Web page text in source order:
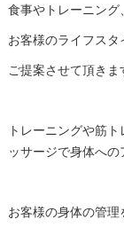
食事やトレーニング
お客様のライフス
ご提案させて頂きま
トレーニングや筋
ッサージで身体への
お客様の身体の管理